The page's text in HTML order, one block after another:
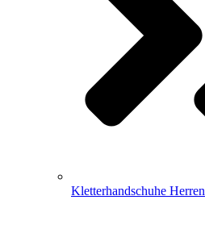
Kletterhandschuhe Herren